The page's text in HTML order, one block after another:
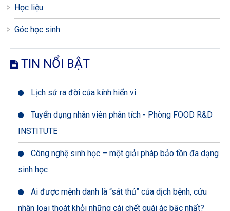
Học liệu
Góc học sinh
TIN NỔI BẬT
Lịch sử ra đời của kính hiển vi
Tuyển dụng nhân viên phân tích - Phòng FOOD R&D
INSTITUTE
Công nghệ sinh học – một giải pháp bảo tồn đa dạng
sinh học
Ai được mệnh danh là “sát thủ” của dịch bệnh, cứu
nhân loại thoát khỏi những cái chết quái ác bậc nhất?